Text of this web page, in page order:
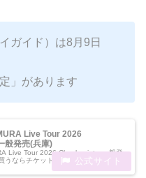
ガイド）は8月9日
」があります
Live Tour 2026
般発売(兵庫)
Live Tour 2026 Checkpoint」一般発
うならチケットぴあで！